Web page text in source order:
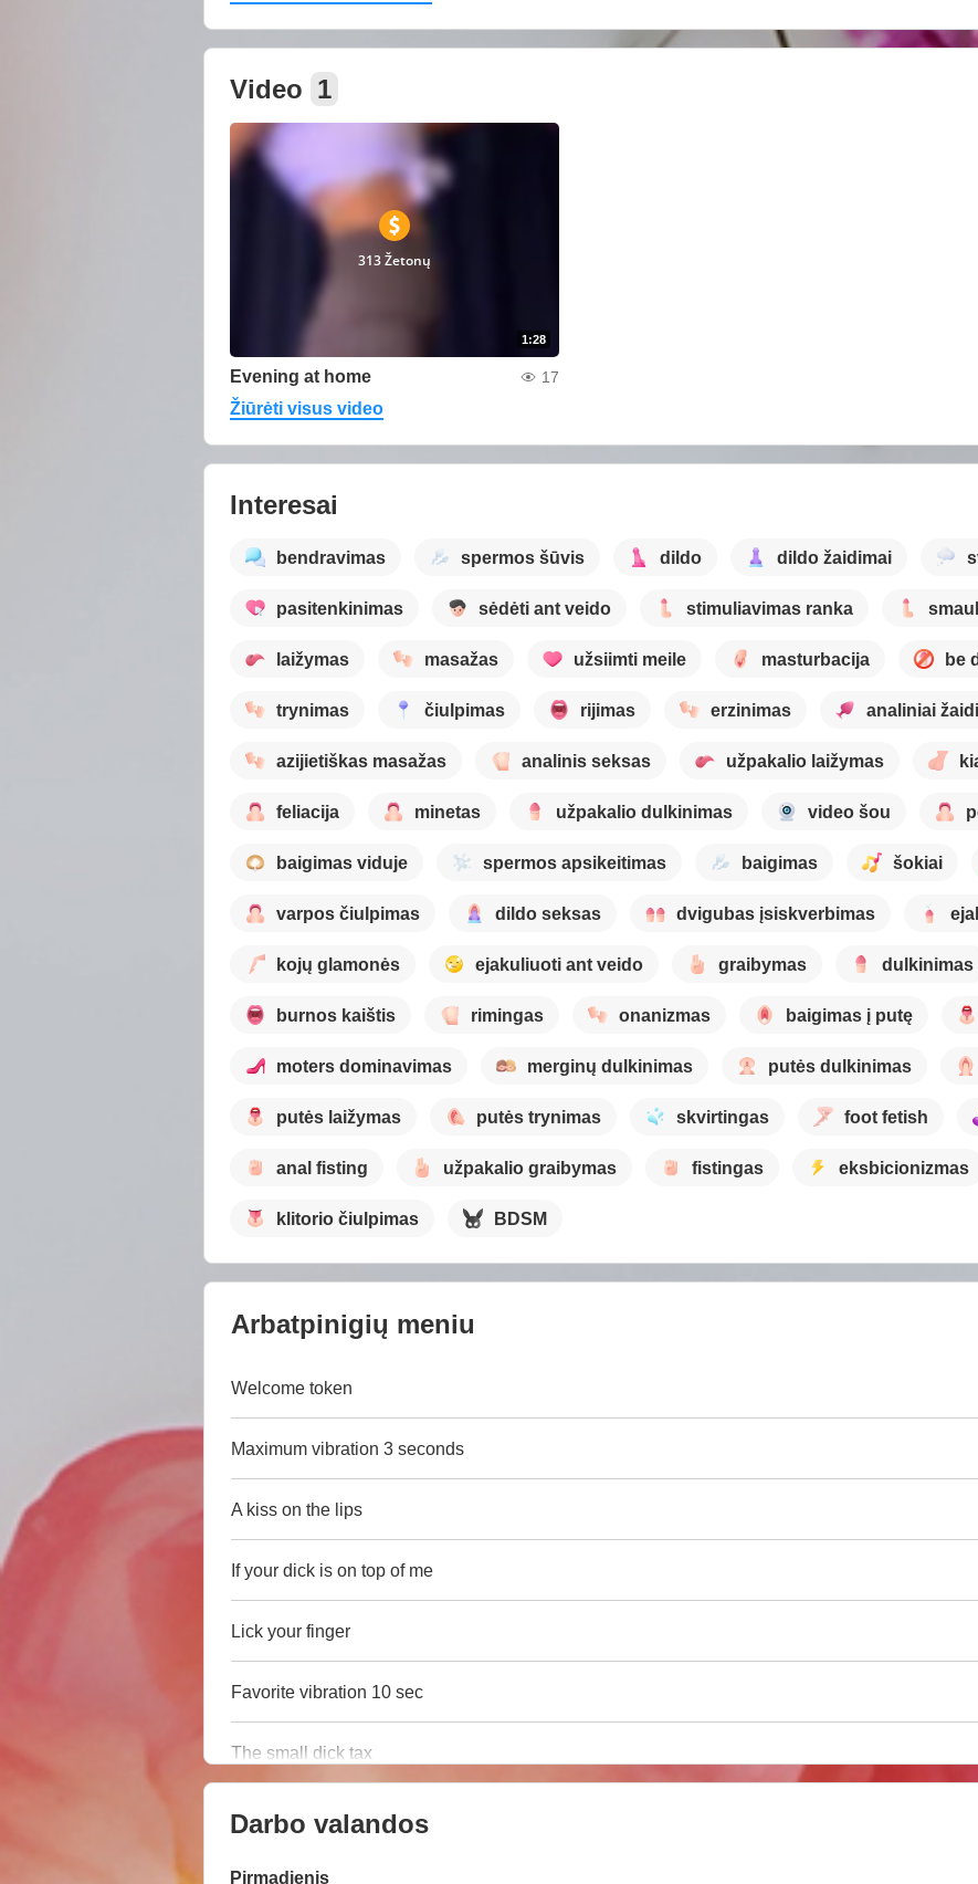
Video 1
1:28
313 Žetonų
Evening at home 17
Žiūrėti visus video
Interesai
bendravimas spermos šūvis dildo dildo žaidimai
pasitenkinimas sėdėti ant veido stimuliavimas ranka
laižymas masažas užsiimti meile masturbacija be
trynimas čiulpimas rijimas erzinimas analiniai
azijietiškas masažas analinis seksas užpakalio laižymas
feliacija minetas užpakalio dulkinimas video šou
baigimas viduje spermos apsikeitimas baigimas šokiai
varpos čiulpimas dildo seksas dvigubas įsiskverbimas
kojų glamonės ejakuliuoti ant veido graibymas dulkinimas
burnos kaištis rimingas onanizmas baigimas į putę
moters dominavimas merginų dulkinimas putės dulkinimas
putės laižymas putės trynimas skvirtingas foot fetish
anal fisting užpakalio graibymas fistingas eksbicionizmas
klitorio čiulpimas BDSM
Arbatpinigių meniu
Welcome token
Maximum vibration 3 seconds
A kiss on the lips
If your dick is on top of me
Lick your finger
Favorite vibration 10 sec
The small dick tax
Darbo valandos
Pirmadienis